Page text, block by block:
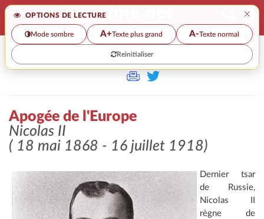
OPTIONS DE LECTURE ×
Mode sombre A+Texte plus grand A-Texte normal
Reinitialiser
>>
Apogée de l'Europe
Nicolas II
( 18 mai 1868 - 16 juillet 1918)
Dernier tsar
de Russie,
Nicolas II
règne de